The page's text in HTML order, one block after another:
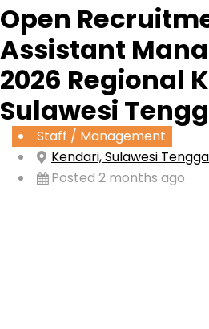
Open
Assistant
2026 Regional
Sulawesi
Staff / Management
Kendari, Sulawesi
Posted 2 months ago